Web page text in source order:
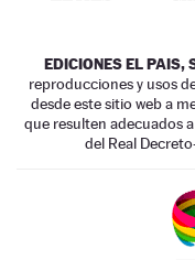
EDICIONES EL PAIS,
reproducciones y usos
desde este sitio web a
que resulten adecuados
del Real